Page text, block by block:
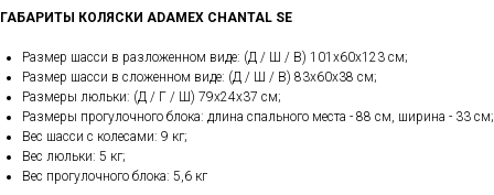
ГАБАРИТЫ КОЛЯСКИ ADAMEX CHANTAL SE
Размер шасси в разложенном виде: (Д / Ш / В) 101х60х123 см;
Размер шасси в сложенном виде: (Д / Ш / В) 83х60х38 см;
Размеры люльки: (Д / Г / Ш) 79х24х37 см;
Размеры прогулочного блока: длина спального места - 88 см, ширина - 33 см;
Вес шасси с колесами: 9 кг;
Вес люльки: 5 кг;
Вес прогулочного блока: 5,6 кг